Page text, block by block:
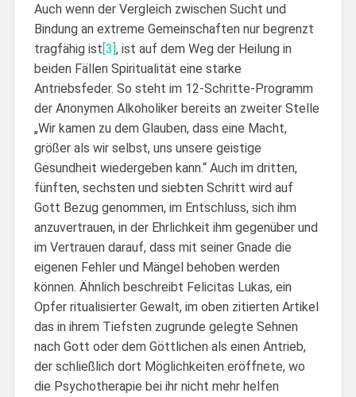
Auch wenn der Vergleich zwischen Sucht und
Bindung an extreme Gemeinschaften nur begrenzt
tragfähig ist[3], ist auf dem Weg der Heilung in
beiden Fällen Spiritualität eine starke
Antriebsfeder. So steht im 12-Schritte-Programm
der Anonymen Alkoholiker bereits an zweiter Stelle
„Wir kamen zu dem Glauben, dass eine Macht,
größer als wir selbst, uns unsere geistige
Gesundheit wiedergeben kann.“ Auch im dritten,
fünften, sechsten und siebten Schritt wird auf
Gott Bezug genommen, im Entschluss, sich ihm
anzuvertrauen, in der Ehrlichkeit ihm gegenüber und
im Vertrauen darauf, dass mit seiner Gnade die
eigenen Fehler und Mängel behoben werden
können. Ähnlich beschreibt Felicitas Lukas, ein
Opfer ritualisierter Gewalt, im oben zitierten Artikel
das in ihrem Tiefsten zugrunde gelegte Sehnen
nach Gott oder dem Göttlichen als einen Antrieb,
der schließlich dort Möglichkeiten eröffnete, wo
die Psychotherapie bei ihr nicht mehr helfen